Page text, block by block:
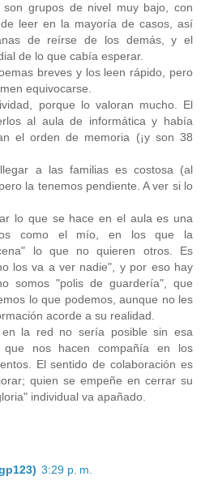
grupos de nivel muy bajo, con
leer en la mayoría de casos, así
de reírse de los demás, y el
de lo que cabía esperar.
breves y los leen rápido, pero
equivocarse.
porque lo valoran mucho. El
al aula de informática y había
el orden de memoria (¡y son 38
a las familias es costosa (al
la tenemos pendiente. A ver si lo
lo que se hace en el aula es una
como el mío, en los que la
lo que no quieren otros. Es
los va a ver nadie", y por eso hay
somos "polis de guardería", que
lo que podemos, aunque no les
acorde a su realidad.
la red no sería posible sin esa
que nos hacen compañía en los
El sentido de colaboración es
quien se empeñe en cerrar su
individual va apañado.
3:29 p. m.